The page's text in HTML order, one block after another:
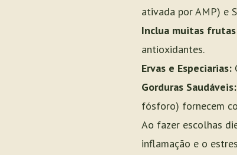
ativada por AMP) e
Inclua muitas
antioxidantes.
Ervas e Especiarias:
Gorduras Saudáveis:
fósforo) fornecem
Ao fazer escolhas
inflamação e o